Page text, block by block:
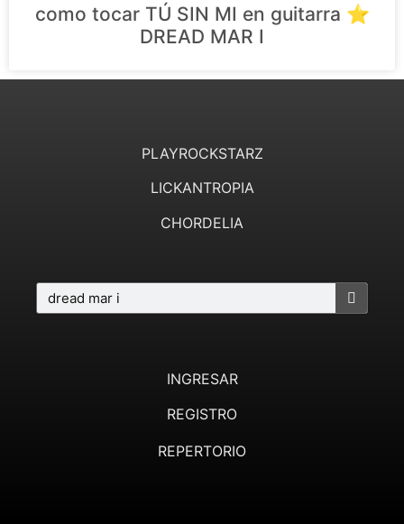
como tocar TÚ SIN MI en guitarra ⭐️
DREAD MAR I
PLAYROCKSTARZ
LICKANTROPIA
CHORDELIA
INGRESAR
REGISTRO
REPERTORIO